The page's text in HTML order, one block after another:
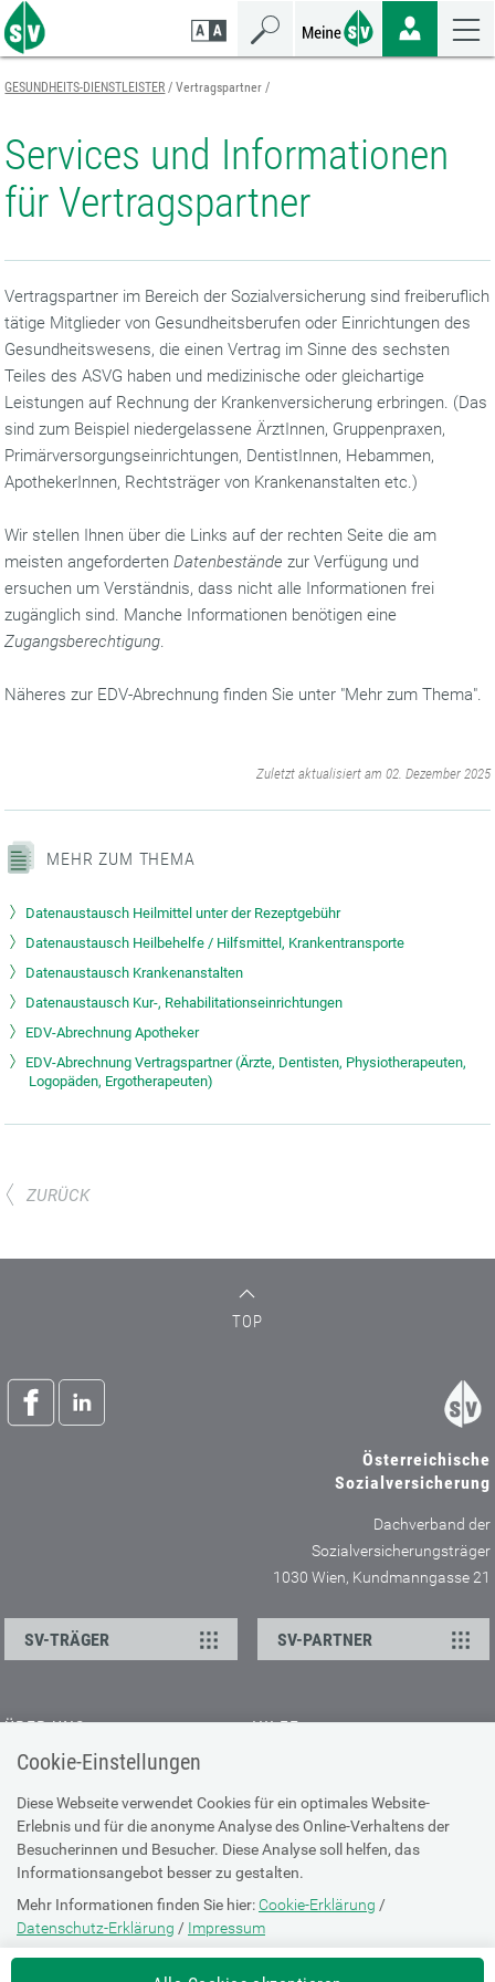
Cookie-Einstellungen
Diese Webseite verwendet Cookies für ein optimales Website-
Erlebnis und für die anonyme Analyse des Online-Verhaltens der
Besucherinnen und Besucher. Diese Analyse soll helfen, das
Informationsangebot besser zu gestalten.
Mehr Informationen finden Sie hier: Cookie-Erklärung /
Datenschutz-Erklärung / Impressum
Die Einstellung können Sie jederzeit auf der Seite "Cookie-Erklärung"
Zum
Seiteninhalt
springen
Zur
Navigation
springen
Zur
Mobilen
Navigation
springen
GESUNDHEITS-DIENSTLEISTER Vertragspartner
Services und Informationen
für Vertragspartner
Vertragspartner im Bereich der Sozialversicherung sind freiberuflich
tätige Mitglieder von Gesundheitsberufen oder Einrichtungen des
Gesundheitswesens, die einen Vertrag im Sinne des sechsten
Teiles des ASVG haben und medizinische oder gleichartige
Leistungen auf Rechnung der Krankenversicherung erbringen. (Das
sind zum Beispiel niedergelassene ÄrztInnen, Gruppenpraxen,
Primärversorgungseinrichtungen, DentistInnen, Hebammen,
ApothekerInnen, Rechtsträger von Krankenanstalten etc.)
Wir stellen Ihnen über die Links auf der rechten Seite die am
meisten angefordertenDatenbestände zur Verfügung und
ersuchen um Verständnis, dass nicht alle Informationen frei
zugänglich sind. Manche Informationen benötigen eine
Zugangsberechtigung.
Näheres zur EDV-Abrechnung finden Sie unter "Mehr zum Thema".
Zuletzt aktualisiert am 02. Dezember 2025
MEHR ZUM THEMA
Datenaustausch Heilmittel unter der Rezeptgebühr
Datenaustausch Heilbehelfe / Hilfsmittel, Krankentransporte
Datenaustausch Krankenanstalten
Datenaustausch Kur-, Rehabilitationseinrichtungen
EDV-Abrechnung Apotheker
EDV-Abrechnung Vertragspartner (Ärzte, Dentisten, Physiotherapeuten,
Logopäden, Ergotherapeuten)
ZURÜCK
TOP
Österreichische
Sozialversicherung
Dachverband der
Sozialversicherungsträger
1030 Wien, Kundmanngasse 21
SV-TRÄGER SV-PARTNER
ÜBER UNS
Kontakt
Offene Stellen
Presse
HILFE
Browser-Info & Sicherheit
Hilfe zur Suche
Technische Unterstützung
DATENSCHUTZ
Cookie-Erklärung